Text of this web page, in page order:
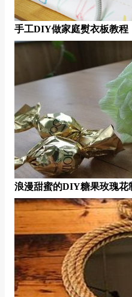
手工DIY做家庭熨衣板教程
浪漫甜蜜的DIY糖果玫瑰花